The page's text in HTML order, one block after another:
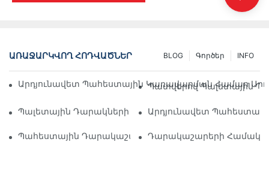
ԱՌԱՋԱՐԿՎՈՂ ՀՈԴՎԱԾՆԵՐ INFO
Գործեր
BLOG
Արդյունավետ Պահեստային Կառավարման Համար
Պատվերով Պալետային
Պալետային Դարակների Լուծումների Ապագան.
Արդյունավետ
Պահեստային Դարակաշարերի Մատակարարներ. Ինչ
Դարակաշարերի